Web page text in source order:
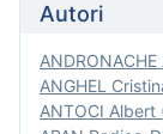
Autori
ANGHEL
ANTOCI Albert